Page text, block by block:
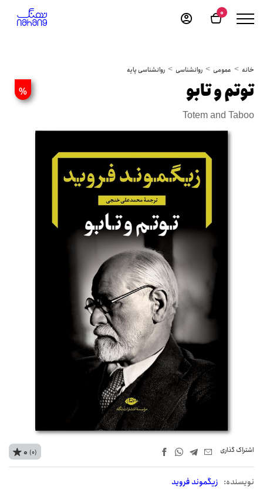
0
خانه عمومی روانشناسی روانشناسی پایه
% توتم و تابو
Totem and Taboo
اشتراک‌ گذاری
نويسنده: زیگموند فروید
0 (0)